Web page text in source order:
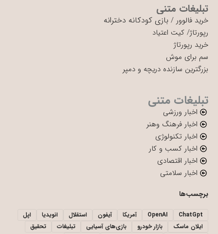
تبلیغات متنی
خرید فالوور / بازی کودکانه دخترانه
رپورتاژ/ کیت اعتیاد
خرید رپورتاژ
سم برای موش
بزرگترین سازنده دریچه و دمپر
تبلیغات متنی
اخبار ورزشی
اخبار فرهنگ وهنر
اخبار تکنولوژی
اخبار کسب و کار
اخبار اقتصادی
اخبار سلامتی
برچسب‌ها
ChatGpt
OpenAI آمریکا آیفون استقلال انویدیا
اپل
ایلان ماسک
بازار خودرو بازی‌های آسیایی تبلیغات
تحقیق